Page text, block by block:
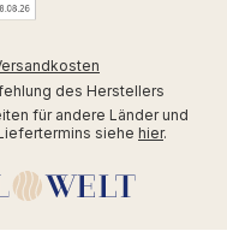
des Herstellers
für andere Länder und
siehe hier.